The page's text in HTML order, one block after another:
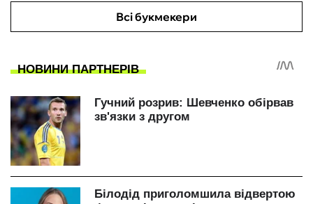
Всі букмекери